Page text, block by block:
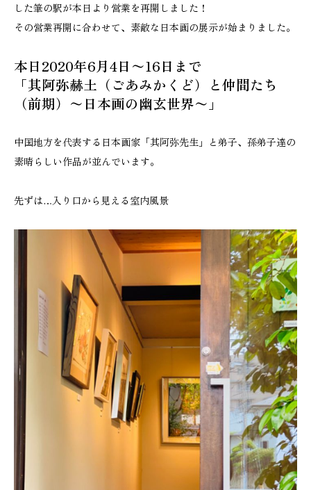
した筆の駅が本日より営業を再開しました！
その営業再開に合わせて、素敵な日本画の展示が始まりました。
本日2020年6月4日〜16日まで
「其阿弥赫土（ごあみかくど）と仲間たち
（前期）〜日本画の幽玄世界〜」
中国地方を代表する日本画家「其阿弥先生」と弟子、孫弟子達の
素晴らしい作品が並んでいます。
先ずは…入り口から見える室内風景